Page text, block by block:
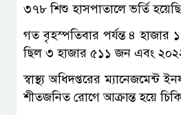
৩৭৮ শিশু হাসপাতালে ভর্তি
গত বৃহস্পতিবার পর্যন্ত ৪ হাজার
ছিল ৩ হাজার ৫১১ জন এবং
স্বাস্থ্য অধিদপ্তরের
শীতজনিত রোগে আক্রান্ত হয়ে